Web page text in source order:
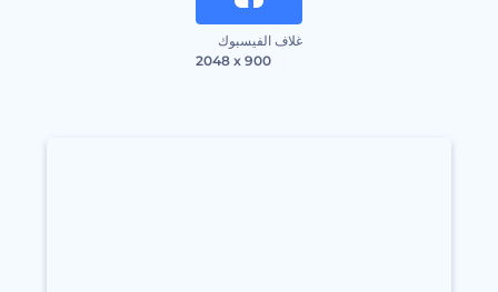
غلاف الفيسبوك
2048 x 900